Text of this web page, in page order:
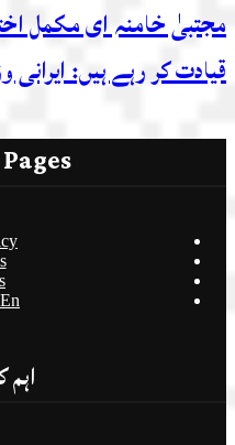
مجتبیٰ خامنہ ای مکمل
قیادت کر رہے ہیں:
اہم